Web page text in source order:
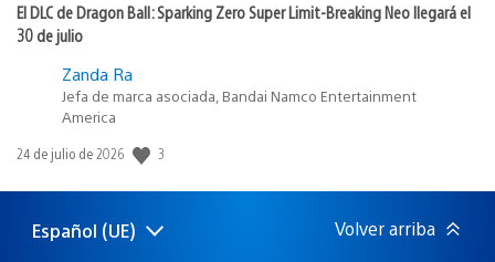
El DLC de Dragon Ball: Sparking Zero Super Limit-Breaking Neo llegará el
30 de julio
Zanda Ra
Jefa de marca asociada, Bandai Namco Entertainment
America
Fecha
publicación:
24 de julio de 2026 3
Selecciona
Región
Español (UE) Volver arriba